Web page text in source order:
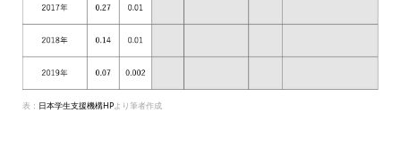
表： 日本学生支援機構HPより筆者作成